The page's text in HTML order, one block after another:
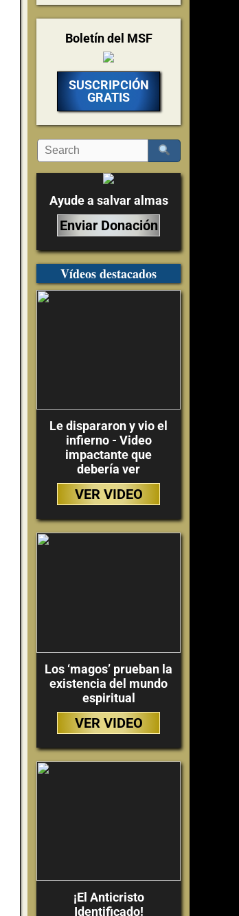
Boletín del MSF
SUSCRIPCIÓN
GRATIS
Ayude a salvar almas
Enviar Donación
Vídeos destacados
Le dispararon y vio el
infierno - Video
impactante que
debería ver
VER VIDEO
Los ‘magos’ prueban la
existencia del mundo
espiritual
VER VIDEO
¡El Anticristo
Identificado!